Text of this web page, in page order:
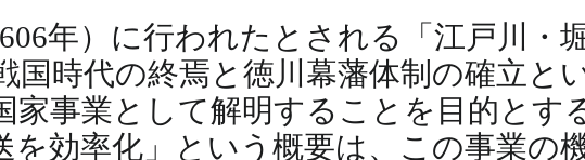
年）に行われたとされる「江戸川・
国時代の終焉と徳川幕藩体制の確立と
家事業として解明することを目的とす
を効率化」という概要は、この事業の